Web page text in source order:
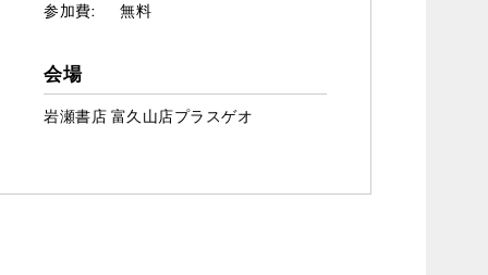
参加費:
無料
会場
岩瀬書店 富久山店プラスゲオ